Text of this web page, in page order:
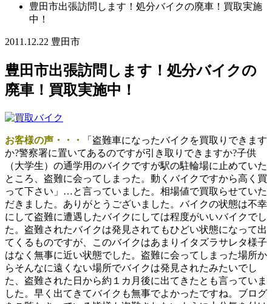
豊田市出張訪問します！処分バイクの廃車！買取実施
中！
2011.12.22 豊田市
豊田市出張訪問します！処分バイクの
廃車！買取実施中！
お客様の声・・・
「盗難車になったバイクを買取りできます
か?警察署に置いてあるのですが引き取りできますか?子供
（大学生）の通学用のバイクですが駅の駐輪場に止めていた
ところ、盗難に会ってしまった。動くバイクですから高く買
って下さい」…と言っていました。相場値で買取らせていた
だきました。ありがとうございました。バイクの状態は不幸
にして盗難に遭遇したバイクにしては程度がいいバイクでし
た。盗難されたバイクは発見されてもひどい状態になって出
てくるものですが、このバイクはあまりイタズラサレタ様子
はなく無事に近い状態でした。盗難に会ってしまった場所か
らそんなに遠くない場所でバイクは発見されたみたいでし
た、盗難された日から約１カ月後に出てきたとも言っていま
した。早く出てきてバイクも無事でよかったですね。ブログ